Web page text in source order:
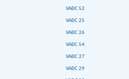
VAĐC 52
VAĐC 25
VAĐC 26
VAĐC 54
VAĐC 27
VAĐC 29